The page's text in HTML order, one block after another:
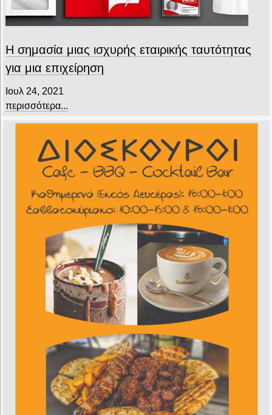
Η σημασία μιας ισχυρής εταιρικής ταυτότητας
για μια επιχείρηση
Ιουλ 24, 2021
περισσότερα...